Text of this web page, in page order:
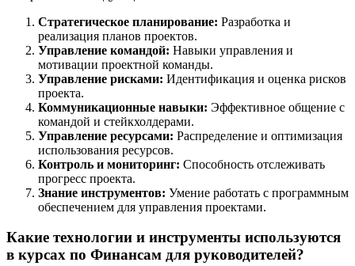
Стратегическое планирование: Разработка и
реализация планов проектов.
Управление командой: Навыки управления и
мотивации проектной команды.
Управление рисками: Идентификация и оценка рисков
проекта.
Коммуникационные навыки: Эффективное общение с
командой и стейкхолдерами.
Управление ресурсами: Распределение и оптимизация
использования ресурсов.
Контроль и мониторинг: Способность отслеживать
прогресс проекта.
Знание инструментов: Умение работать с программным
обеспечением для управления проектами.
Какие технологии и инструменты используются
в курсах по Финансам для руководителей?